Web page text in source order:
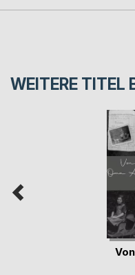
WEITERE TITEL